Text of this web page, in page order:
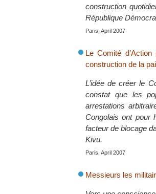
construction
République
Paris, April 2007
Le Comité
construction de la
L’idée de créer le
constat que les
arrestations
Congolais ont pour
facteur de blocage
Kivu.
Paris, April 2007
Messieurs les